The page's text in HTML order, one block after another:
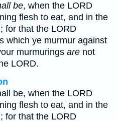
be, when the LORD
flesh to eat, and in the
for that the LORD
which ye murmur against
murmurings are not
LORD.
be, when the LORD
flesh to eat, and in the
for that the LORD